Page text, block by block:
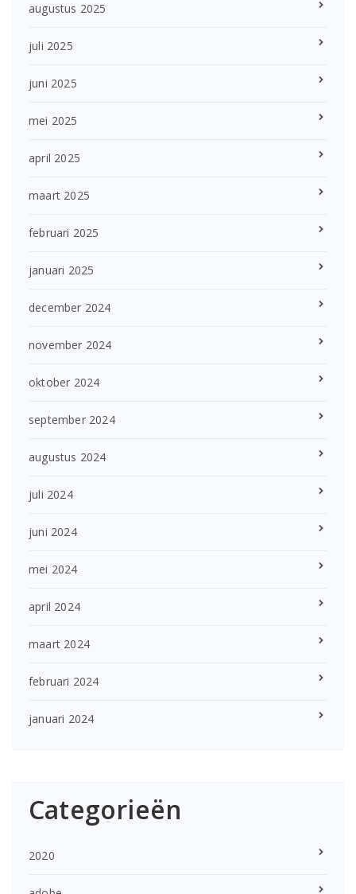
augustus 2025
juli 2025
juni 2025
mei 2025
april 2025
maart 2025
februari 2025
januari 2025
december 2024
november 2024
oktober 2024
september 2024
augustus 2024
juli 2024
juni 2024
mei 2024
april 2024
maart 2024
februari 2024
januari 2024
Categorieën
2020